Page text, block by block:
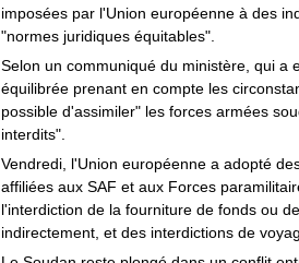
imposées par l'Union européenne à des
"normes juridiques équitables".
Selon un communiqué du ministère, qui a
équilibrée prenant en compte les
possible d'assimiler" les forces armées
interdits".
Vendredi, l'Union européenne a adopté
affiliées aux SAF et aux Forces
l'interdiction de la fourniture de fonds ou
indirectement, et des interdictions de